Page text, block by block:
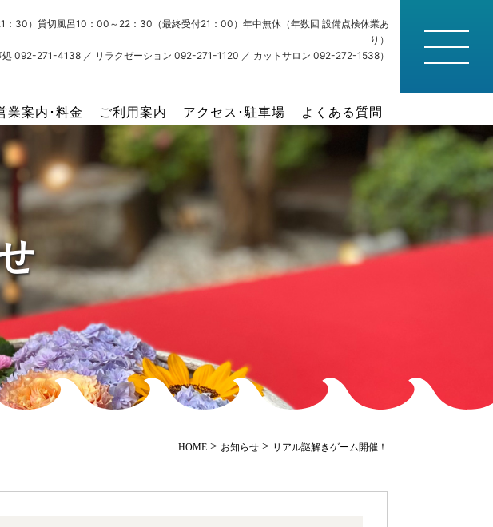
）貸切風呂10：00～22：30（最終受付21：00）年中無休（年数回 設備点検休業あ
り）
092-271-4138 ／ リラクゼーション 092-271-1120 ／ カットサロン 092-272-1538）
業案内･料金 ご利用案内 アクセス･駐車場 よくある質問
HOME > お知らせ > リアル謎解きゲーム開催！